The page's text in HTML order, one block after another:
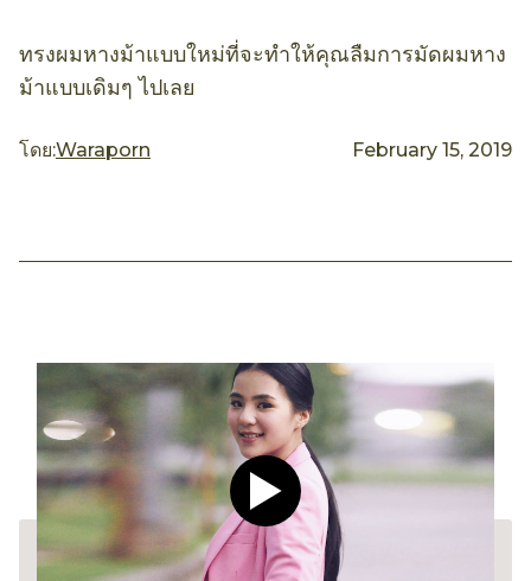
ทรงผมหางม้าแบบใหม่ที่จะทำให้คุณลืมการมัดผมหาง
ม้าแบบเดิมๆ ไปเลย
โดย:Waraporn February 15, 2019
Play video CLEAR Men